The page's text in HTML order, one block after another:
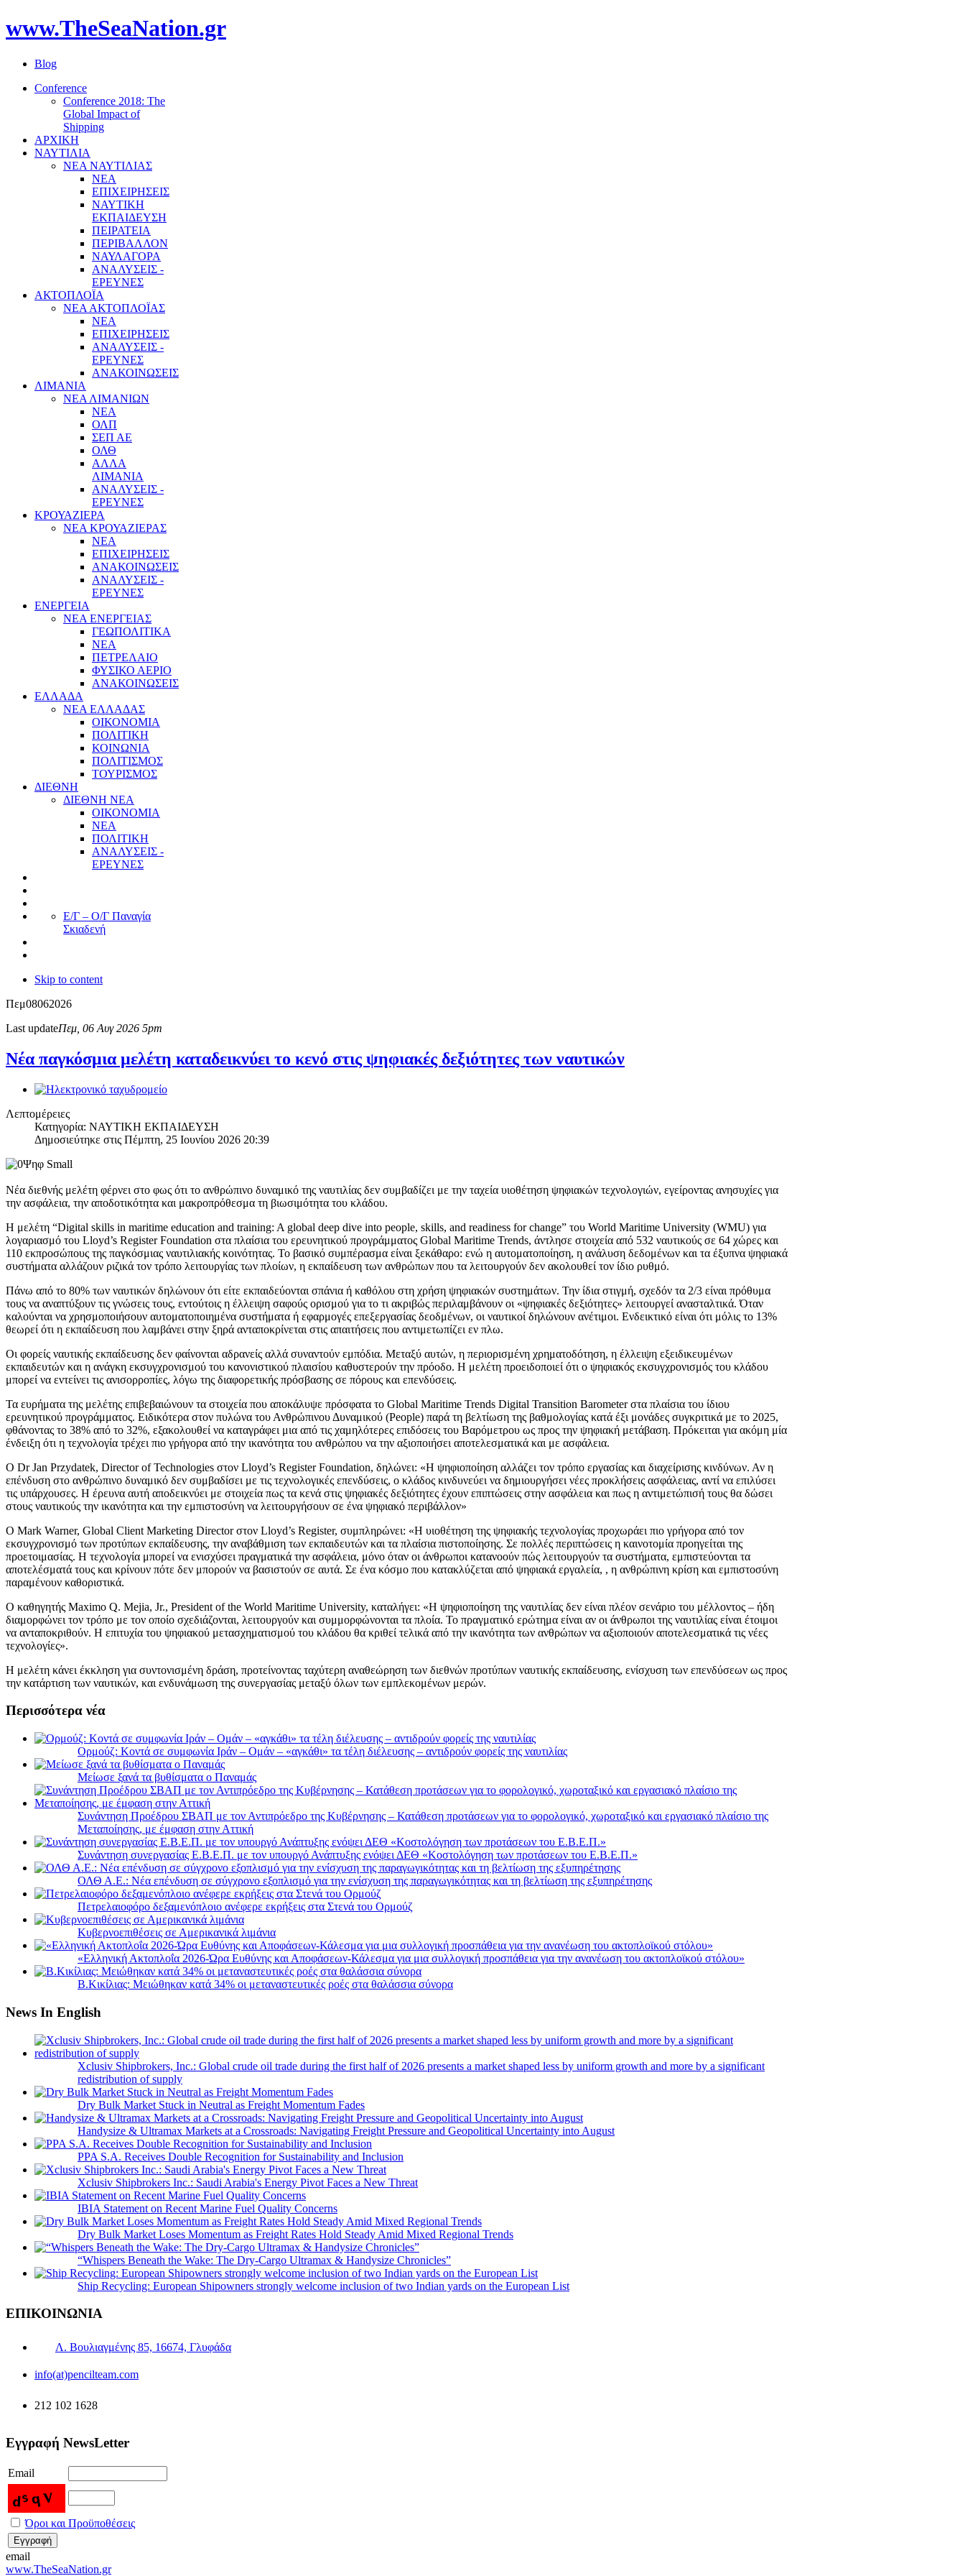
www.TheSeaNation.gr
Blog
Conference
Conference 2018: The
Global Impact of
Shipping
ΑΡΧΙΚΗ
ΝΑΥΤΙΛΙΑ
ΝΕΑ ΝΑΥΤΙΛΙΑΣ
ΝΕΑ
ΕΠΙΧΕΙΡΗΣΕΙΣ
ΝΑΥΤΙΚΗ
ΕΚΠΑΙΔΕΥΣΗ
ΠΕΙΡΑΤΕΙΑ
ΠΕΡΙΒΑΛΛΟΝ
ΝΑΥΛΑΓΟΡΑ
ΑΝΑΛΥΣΕΙΣ -
ΕΡΕΥΝΕΣ
ΑΚΤΟΠΛΟΪΑ
ΝΕΑ ΑΚΤΟΠΛΟΪΑΣ
ΝΕΑ
ΕΠΙΧΕΙΡΗΣΕΙΣ
ΑΝΑΛΥΣΕΙΣ -
ΕΡΕΥΝΕΣ
ΑΝΑΚΟΙΝΩΣΕΙΣ
ΛΙΜΑΝΙΑ
ΝΕΑ ΛΙΜΑΝΙΩΝ
ΝΕΑ
ΟΛΠ
ΣΕΠ ΑΕ
ΟΛΘ
ΑΛΛΑ
ΛΙΜΑΝΙΑ
ΑΝΑΛΥΣΕΙΣ -
ΕΡΕΥΝΕΣ
ΚΡΟΥΑΖΙΕΡΑ
ΝΕΑ ΚΡΟΥΑΖΙΕΡΑΣ
NEA
ΕΠΙΧΕΙΡΗΣΕΙΣ
ΑΝΑΚΟΙΝΩΣΕΙΣ
ΑΝΑΛΥΣΕΙΣ -
ΕΡΕΥΝΕΣ
ΕΝΕΡΓΕΙΑ
ΝΕΑ ΕΝΕΡΓΕΙΑΣ
ΓΕΩΠΟΛΙΤΙΚΑ
ΝΕΑ
ΠΕΤΡΕΛΑΙΟ
ΦΥΣΙΚΟ ΑΕΡΙΟ
ΑΝΑΚΟΙΝΩΣΕΙΣ
ΕΛΛΑΔΑ
ΝΕΑ ΕΛΛΑΔΑΣ
ΟΙΚΟΝΟΜΙΑ
ΠΟΛΙΤΙΚΗ
ΚΟΙΝΩΝΙΑ
ΠΟΛΙΤΙΣΜΟΣ
ΤΟΥΡΙΣΜΟΣ
ΔΙΕΘΝΗ
ΔΙΕΘΝΗ ΝΕΑ
ΟΙΚΟΝΟΜΙΑ
ΝΕΑ
ΠΟΛΙΤΙΚΗ
ΑΝΑΛΥΣΕΙΣ -
ΕΡΕΥΝΕΣ
Ε/Γ – Ο/Γ Παναγία
Σκιαδενή
Skip to content
Πεμ08062026
Last updateΠεμ, 06 Αυγ 2026 5pm
Νέα παγκόσμια μελέτη καταδεικνύει το κενό στις ψηφιακές δεξιότητες των ναυτικών
Λεπτομέρειες
Κατηγορία: ΝΑΥΤΙΚΗ ΕΚΠΑΙΔΕΥΣΗ
Δημοσιεύτηκε στις Πέμπτη, 25 Ιουνίου 2026 20:39
Νέα διεθνής μελέτη φέρνει στο φως ότι το ανθρώπινο δυναμικό της ναυτιλίας δεν συμβαδίζει με την ταχεία υιοθέτηση ψηφιακών τεχνολογιών, εγείροντας ανησυχίες για
την ασφάλεια, την αποδοτικότητα και μακροπρόθεσμα τη βιωσιμότητα του κλάδου.
Η μελέτη “Digital skills in maritime education and training: A global deep dive into people, skills, and readiness for change” του World Maritime University (WMU) για
λογαριασμό του Lloyd’s Register Foundation στα πλαίσια του ερευνητικού προγράμματος Global Maritime Trends, άντλησε στοιχεία από 532 ναυτικούς σε 64 χώρες και
110 εκπροσώπους της παγκόσμιας ναυτιλιακής κοινότητας. Το βασικό συμπέρασμα είναι ξεκάθαρο: ενώ η αυτοματοποίηση, η ανάλυση δεδομένων και τα έξυπνα ψηφιακά
συστήματα αλλάζουν ριζικά τον τρόπο λειτουργίας των πλοίων, η εκπαίδευση των ανθρώπων που τα λειτουργούν δεν ακολουθεί τον ίδιο ρυθμό.
Πάνω από το 80% των ναυτικών δηλώνουν ότι είτε εκπαιδεύονται σπάνια ή καθόλου στη χρήση ψηφιακών συστημάτων. Την ίδια στιγμή, σχεδόν τα 2/3 είναι πρόθυμα
τους να αναπτύξουν τις γνώσεις τους, εντούτοις η έλλειψη σαφούς ορισμού για το τι ακριβώς περιλαμβάνουν οι «ψηφιακές δεξιότητες» λειτουργεί ανασταλτικά. Όταν
καλούνται να χρησμοποιήσουν αυτοματοποιημένα συστήματα ή εφαρμογές επεξεργασίας δεοδμένων, οι ναυτικοί δηλώνουν ανέτιμοι. Ενδεικτικό είναι ότι μόλις το 13%
θεωρεί ότι η εκπαίδευση που λαμβάνει στην ξηρά ανταποκρίνεται στις απαιτήσεις που αντιμετωπίζει εν πλω.
Οι φορείς ναυτικής εκπαίδευσης δεν φαίνονται αδρανείς αλλά συναντούν εμπόδια. Μεταξύ αυτών, η περιορισμένη χρηματοδότηση, η έλλειψη εξειδικευμένων
εκπαιδευτών και η ανάγκη εκσυγχρονισμού του κανονιστικού πλαισίου καθυστερούν την πρόοδο. Η μελέτη προειδοποιεί ότι ο ψηφιακός εκσυγχρονισμός του κλάδου
μπορεί να εντείνει τις ανισορροπίες, λόγω της διαφορετικής πρόσβασης σε πόρους και επενδύσεις.
Τα ευρήματα της μελέτης επιβεβαιώνουν τα στοιχεία που αποκάλυψε πρόσφατα το Global Maritime Trends Digital Transition Barometer στα πλαίσια του ίδιου
ερευνητικού προγράμματος. Ειδικότερα στον πυλώνα του Ανθρώπινου Δυναμικού (People) παρά τη βελτίωση της βαθμολογίας κατά έξι μονάδες συγκριτικά με το 2025,
φθάνοντας το 38% από το 32%, εξακολουθεί να καταγράφει μια από τις χαμηλότερες επιδόσεις του Βαρόμετρου ως προς την ψηφιακή μετάβαση. Πρόκειται για ακόμη μία
ένδειξη ότι η τεχνολογία τρέχει πιο γρήγορα από την ικανότητα του ανθρώπου να την αξιοποιήσει αποτελεσματικά και με ασφάλεια.
O Dr Jan Przydatek, Director of Technologies στον Lloyd’s Register Foundation, δηλώνει: «Η ψηφιοποίηση αλλάζει τον τρόπο εργασίας και διαχείρισης κινδύνων. Αν η
επένδυση στο ανθρώπινο δυναμικό δεν συμβαδίσει με τις τεχνολογικές επενδύσεις, ο κλάδος κινδυνεύει να δημιουργήσει νέες προκλήσεις ασφάλειας, αντί να επιλύσει
τις υπάρχουσες. Η έρευνα αυτή αποδεικνύει με στοιχεία πως τα κενά στις ψηφιακές δεξιότητες έχουν επιπτώσεις στην ασφάλεια και πως η αντιμετώπισή τους θα δώσει
στους ναυτικούς την ικανότητα και την εμπιστοσύνη να λειτουργήσουν σε ένα ψηφιακό περιβάλλον»
Ο Mark Warner, Global Client Marketing Director στον Lloyd’s Register, συμπληρώνει: «Η υιοθέτηση της ψηφιακής τεχνολογίας προχωράει πιο γρήγορα από τον
εκσυγχρονισμό των προτύπων εκπαίδευσης, την αναβάθμιση των εκπαιδευτών και τα πλαίσια πιστοποίησης. Σε πολλές περιπτώσεις η καινοτομία προηγείται της
προετοιμασίας. Η τεχνολογία μπορεί να ενισχύσει πραγματικά την ασφάλεια, μόνο όταν οι άνθρωποι κατανοούν πώς λειτουργούν τα συστήματα, εμπιστεύονται τα
αποτελέσματά τους και κρίνουν πότε δεν μπορούν να βασιστούν σε αυτά. Σε ένα κόσμο που κατακλύζεται από ψηφιακά εργαλεία, , η ανθρώπινη κρίση και εμπιστοσύνη
παραμένουν καθοριστικά.
Ο καθηγητής Maximo Q. Mejia, Jr., President of the World Maritime University, καταλήγει: «Η ψηφιοποίηση της ναυτιλίας δεν είναι πλέον σενάριο του μέλλοντος – ήδη
διαμορφώνει τον τρόπο με τον οποίο σχεδιάζονται, λειτουργούν και συμμορφώνονται τα πλοία. Το πραγματικό ερώτημα είναι αν οι άνθρωποι της ναυτιλίας είναι έτοιμοι
να ανταποκριθούν. Η επιτυχία του ψηφιακού μετασχηματισμού του κλάδου θα κριθεί τελικά από την ικανότητα των ανθρώπων να αξιοποιούν αποτελεσματικά τις νέες
τεχνολογίες».
Η μελέτη κάνει έκκληση για συντονισμένη δράση, προτείνοντας ταχύτερη αναθεώρηση των διεθνών προτύπων ναυτικής εκπαίδευσης, ενίσχυση των επενδύσεων ως προς
την κατάρτιση των ναυτικών, και ενδυνάμωση της συνεργασίας μεταξύ όλων των εμπλεκομένων μερών.
Περισσότερα νέα
Ορμούζ: Κοντά σε συμφωνία Ιράν – Ομάν – «αγκάθι» τα τέλη διέλευσης – αντιδρούν φορείς της ναυτιλίας
Μείωσε ξανά τα βυθίσματα ο Παναμάς
Συνάντηση Προέδρου ΣΒΑΠ με τον Αντιπρόεδρο της Κυβέρνησης – Κατάθεση προτάσεων για το φορολογικό, χωροταξικό και εργασιακό πλαίσιο της
Μεταποίησης, με έμφαση στην Αττική
Συνάντηση συνεργασίας Ε.Β.Ε.Π. με τον υπουργό Ανάπτυξης ενόψει ΔΕΘ «Κοστολόγηση των προτάσεων του Ε.Β.Ε.Π.»
ΟΛΘ Α.Ε.: Νέα επένδυση σε σύγχρονο εξοπλισμό για την ενίσχυση της παραγωγικότητας και τη βελτίωση της εξυπηρέτησης
Πετρελαιοφόρο δεξαμενόπλοιο ανέφερε εκρήξεις στα Στενά του Ορμούζ
Κυβερνοεπιθέσεις σε Αμερικανικά λιμάνια
«Ελληνική Ακτοπλοΐα 2026-Ώρα Ευθύνης και Αποφάσεων-Κάλεσμα για μια συλλογική προσπάθεια για την ανανέωση του ακτοπλοϊκού στόλου»
B.Κικίλιας: Μειώθηκαν κατά 34% οι μεταναστευτικές ροές στα θαλάσσια σύνορα
News In English
Xclusiv Shipbrokers, Inc.: Global crude oil trade during the first half of 2026 presents a market shaped less by uniform growth and more by a significant
redistribution of supply
Dry Bulk Market Stuck in Neutral as Freight Momentum Fades
Handysize & Ultramax Markets at a Crossroads: Navigating Freight Pressure and Geopolitical Uncertainty into August
PPA S.A. Receives Double Recognition for Sustainability and Inclusion
Xclusiv Shipbrokers Inc.: Saudi Arabia's Energy Pivot Faces a New Threat
IBIA Statement on Recent Marine Fuel Quality Concerns
Dry Bulk Market Loses Momentum as Freight Rates Hold Steady Amid Mixed Regional Trends
“Whispers Beneath the Wake: The Dry‑Cargo Ultramax & Handysize Chronicles”
Ship Recycling: European Shipowners strongly welcome inclusion of two Indian yards on the European List
ΕΠΙΚΟΙΝΩΝΙΑ
Λ. Βουλιαγμένης 85, 16674, Γλυφάδα
info(at)pencilteam.com
212 102 1628
Εγγραφή NewsLetter
Email
Όροι και Προϋποθέσεις
email
www.TheSeaNation.gr